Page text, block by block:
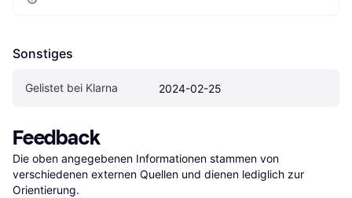
Sonstiges
Gelistet bei Klarna 2024-02-25
Feedback
Die oben angegebenen Informationen stammen von
verschiedenen externen Quellen und dienen lediglich zur
Orientierung.